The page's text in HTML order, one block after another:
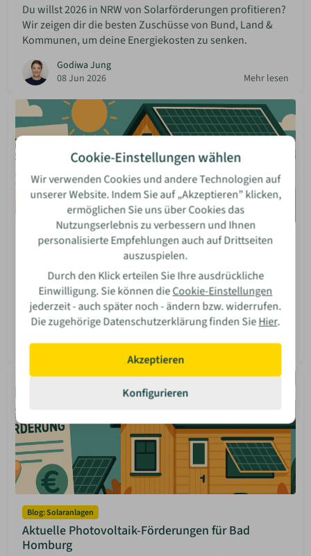
Du willst 2026 in NRW von Solarförderungen profitieren?
Wir zeigen dir die besten Zuschüsse von Bund, Land &
Kommunen, um deine Energiekosten zu senken.
Godiwa Jung
08 Jun 2026
Mehr lesen
Blog: Solaranlagen
Aktuelle Photovoltaik-Förderungen für Kassel
Werde mit Solarenergie in Kassel unabhängiger! Wir
zeigen dir Schritt für Schritt, wie du die passenden
Förderungen für dein Projekt findest und optimal nutzt.
Mehr lesen
Blog: Solaranlagen
Aktuelle Photovoltaik-Förderungen für Bad
Homburg
Cookie-Einstellungen wählen
Wir verwenden Cookies und andere Technologien auf
unserer Website. Indem Sie auf „Akzeptieren” klicken,
ermöglichen Sie uns über Cookies das
Nutzungserlebnis zu verbessern und Ihnen
personalisierte Empfehlungen auch auf Drittseiten
auszuspielen.
Durch den Klick erteilen Sie Ihre ausdrückliche
Einwilligung. Sie können dieCookie-Einstellungen
jederzeit - auch später noch - ändern bzw. widerrufen.
Die zugehörige Datenschutzerklärung finden SieHier.
Akzeptieren
Konfigurieren